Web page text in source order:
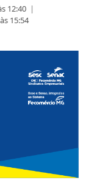
12:40 |
15:54